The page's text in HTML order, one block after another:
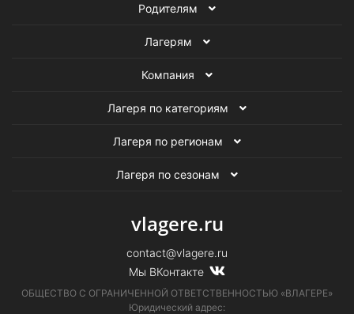
Родителям
Лагерям
Компания
Лагеря по категориям
Лагеря по регионам
Лагеря по сезонам
vlagere.ru
contact@vlagere.ru
Мы ВКонтакте
ОБЩЕСТВО С ОГРАНИЧЕННОЙ ОТВЕТСТВЕННОСТЬЮ «ВЛАГЕРЕ»
Юридический адрес: